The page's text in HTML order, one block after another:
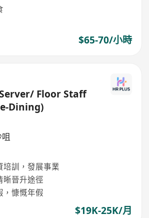
$65-70/小時
Floor Staff
Dining)
培訓，發展事業
晰晉升途徑
，慷慨年假
$19K-25K/月